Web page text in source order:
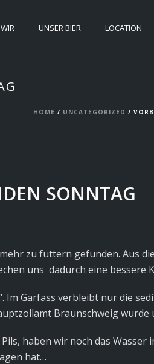
WIR UNSER BIER LOCATION
HOME / UNCATEGORIZED /
SONNTAG
zu futtern gefunden. Aus
uns dadurch eine bessere
Gärfass verbleibt nur die
Braunschweig
haben wir noch das Wasser
hat…